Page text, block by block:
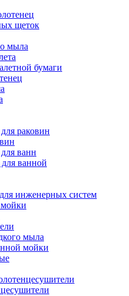
щеток
мыла
бумаги
раковин
ванн
ванной
инженерных систем
мыла
мойки